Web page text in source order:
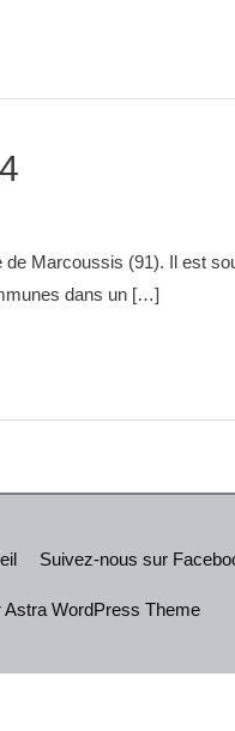
Marcoussis (91). Il est
dans un […]
Suivez-nous sur
Astra WordPress Theme